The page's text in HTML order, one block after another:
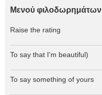
Μενού φιλοδωρημάτων
Raise the rating
To say that I'm beautiful)
To say something of yours